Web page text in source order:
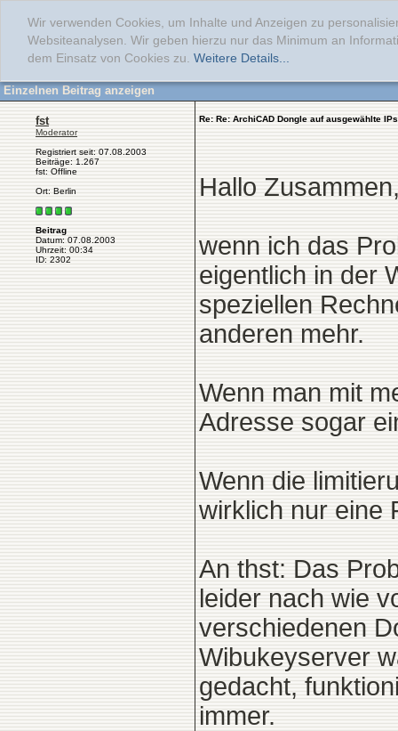
Wir verwenden Cookies, um Inhalte und Anzeigen zu
Websiteanalysen. Wir geben hierzu nur das Minimum an
dem Einsatz von Cookies zu. Weitere Details...
Einzelnen Beitrag anzeigen
fst
Moderator
Registriert seit: 07.08.2003
Beiträge: 1.267
fst: Offline
Ort: Berlin
Beitrag
Datum: 07.08.2003
Uhrzeit: 00:34
ID: 2302
Re: Re: ArchiCAD Dongle auf ausgewählte
Hallo
wenn ich das
eigentlich in der
speziellen
anderen mehr.
Wenn man mit
Adresse sogar
Wenn die
wirklich nur eine
An thst: Das
leider nach wie
verschiedenen
Wibukeyserver
gedacht,
immer.